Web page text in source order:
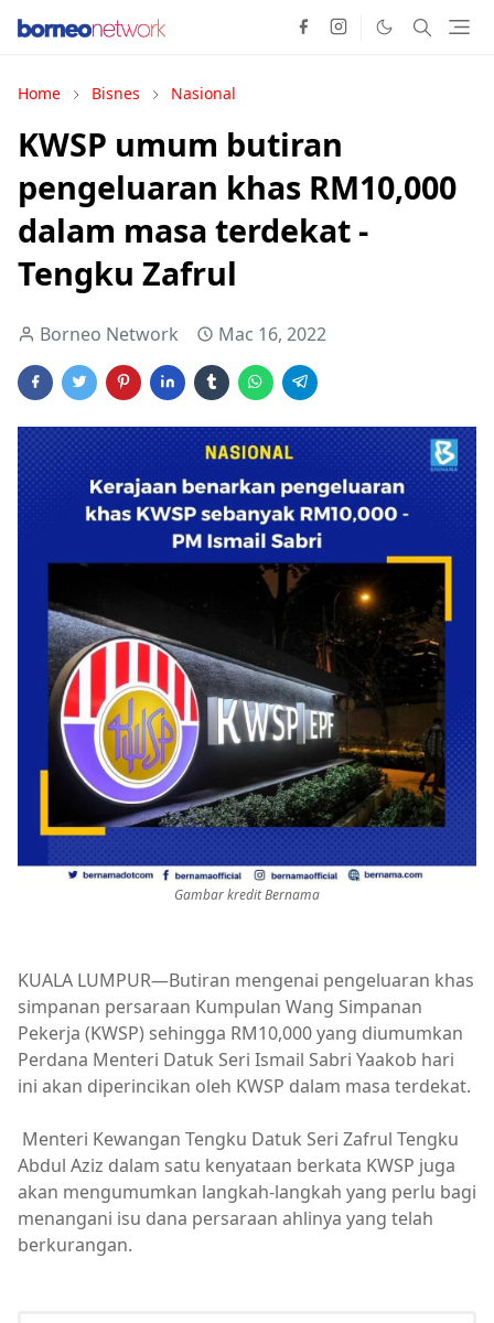
Home Bisnes Nasional
KWSP umum butiran
pengeluaran khas RM10,000
dalam masa terdekat -
Tengku Zafrul
Borneo Network Mac 16, 2022
Gambar kredit Bernama
KUALA LUMPUR—Butiran mengenai pengeluaran khas
simpanan persaraan Kumpulan Wang Simpanan
Pekerja (KWSP) sehingga RM10,000 yang diumumkan
Perdana Menteri Datuk Seri Ismail Sabri Yaakob hari
ini akan diperincikan oleh KWSP dalam masa terdekat.
Menteri Kewangan Tengku Datuk Seri Zafrul Tengku
Abdul Aziz dalam satu kenyataan berkata KWSP juga
akan mengumumkan langkah-langkah yang perlu bagi
menangani isu dana persaraan ahlinya yang telah
berkurangan.